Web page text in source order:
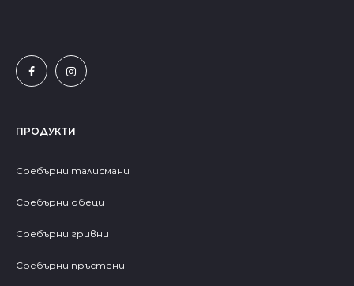
ПРОДУКТИ
Сребърни талисмани
Сребърни обеци
Сребърни гривни
Сребърни пръстени